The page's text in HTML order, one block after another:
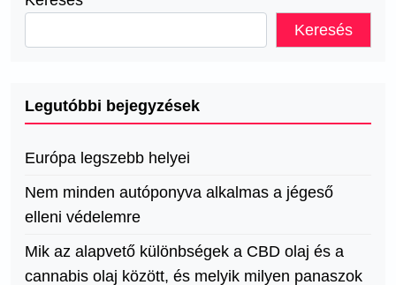
Keresés
Legutóbbi bejegyzések
Európa legszebb helyei
Nem minden autóponyva alkalmas a jégeső
elleni védelemre
Mik az alapvető különbségek a CBD olaj és a
cannabis olaj között, és melyik milyen panaszok